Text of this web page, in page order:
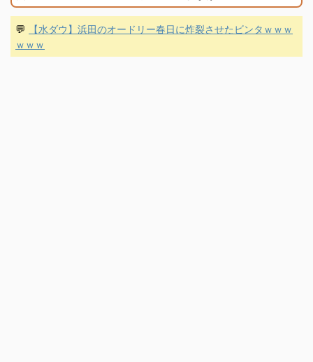
💬
【水ダウ】浜田のオードリー春日に炸裂させたビンタｗｗｗ
ｗｗｗ